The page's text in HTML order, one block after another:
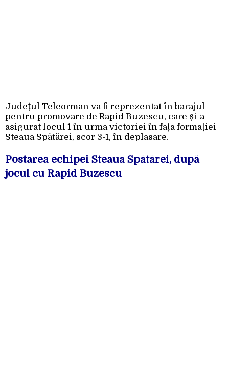
Județul Teleorman va fi reprezentat în barajul
pentru promovare de Rapid Buzescu, care și-a
asigurat locul 1 în urma victoriei în fața formației
Steaua Spătărei, scor 3-1, în deplasare.
Postarea echipei Steaua Spătărei, după
jocul cu Rapid Buzescu